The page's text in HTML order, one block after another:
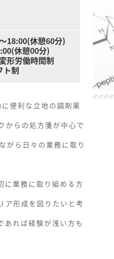
18:00(休憩60分)
休憩00分)
形労働時間制
ト制
便利な立地の調剤薬
からの処方箋が中心で
がら日々の業務に取り
に業務に取り組める方
ア形成を図りたいと考
れば経験が浅い方も